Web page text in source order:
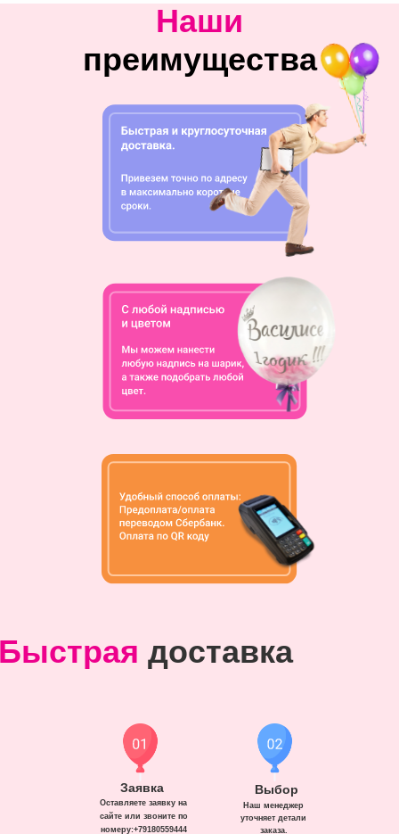
Наши
преимущества
доставка
Заявка
Оставляете заявку на
сайте или звоните по
номеру:+79180559444
Выбор
Наш менеджер
уточняет детали
заказа.